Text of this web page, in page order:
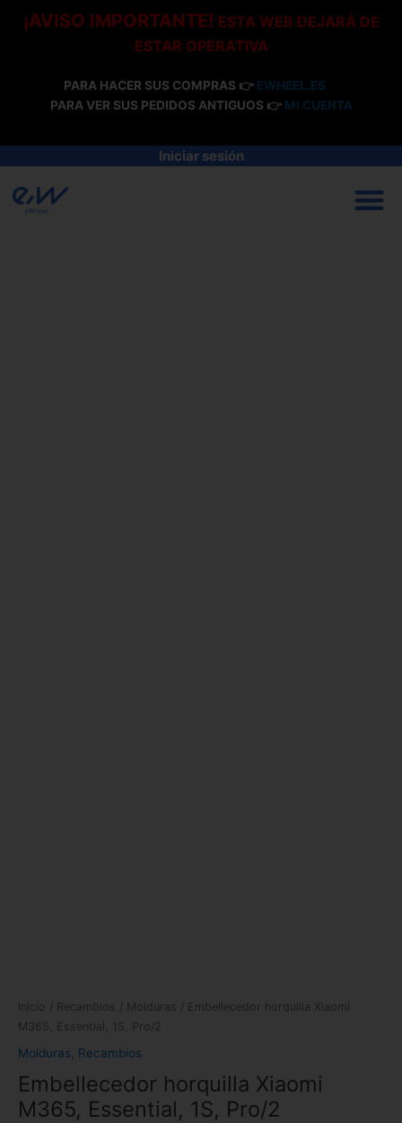
¡AVISO IMPORTANTE! ESTA WEB DEJARÁ DE
ESTAR OPERATIVA
PARA HACER SUS COMPRAS 👉 EWHEEL.ES
PARA VER SUS PEDIDOS ANTIGUOS 👉 MI CUENTA
Iniciar sesión
Inicio / Recambios / Molduras / Embellecedor horquilla Xiaomi
M365, Essential, 1S, Pro/2
Molduras Recambios
Embellecedor horquilla Xiaomi
M365, Essential, 1S, Pro/2